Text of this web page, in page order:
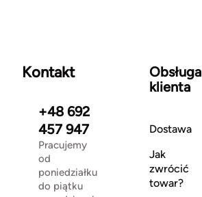
Kontakt
+48 692
457 947
Pracujemy
od
poniedziałku
do piątku
Obsługa
klienta
Dostawa
Jak
zwrócić
towar?